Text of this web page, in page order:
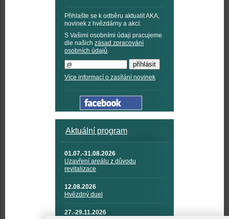
Přihlašte se k odběru aktualit AKA,
novinek z hvězdárny a akcí:
S Vašimi osobními údaji pracujeme
dle našich zásad zpracování
osobních údajů.
Více informací o zasílání novinek
Aktuální program
01.07.-31.08.2026
Uzavření areálu z důvodu
revitalizace
12.08.2026
Hvězdný duel
27.-29.11.2026